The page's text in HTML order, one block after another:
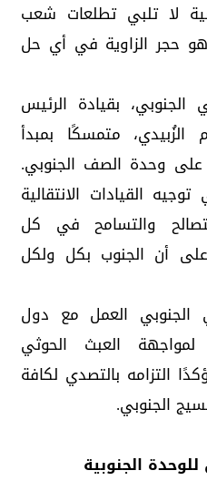
لا تلبي تطلعات شعب
هو حجر الزاوية في أي حل
بقيادة الرئيس
متمسكًا بمبدأ
على وحدة الصف الجنوبي.
القيادات الانتقالية
والتسامح في كل
على أن الجنوب بكل ولكل
الجنوبي العمل مع دول
لمواجهة العبث الحوثي
التزامه بالتصدي لكافة
الجنوبي.
الجنوبية